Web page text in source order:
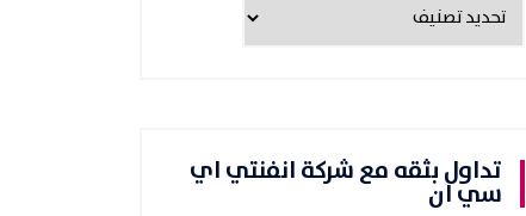
تداول بثقه مع شركة انفنتي اي
سي ان